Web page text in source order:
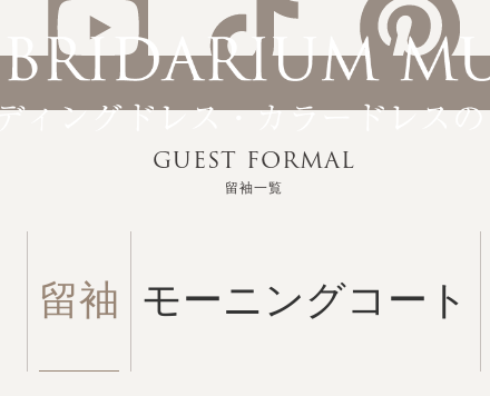
GUEST FORMAL
留袖一覧
留袖 モーニングコート